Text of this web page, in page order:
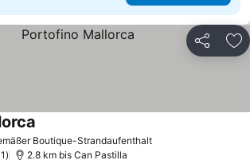
Teilen
Boutique-StrandaufenthaltPreise sehen
2.8 km bis Can Pastilla